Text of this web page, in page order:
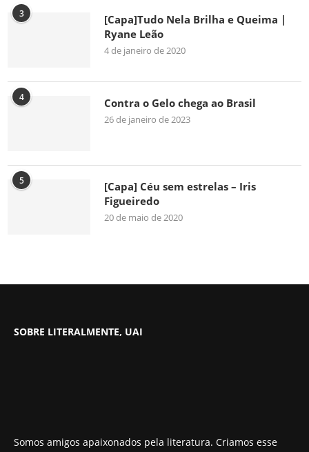
3
[Capa]Tudo Nela Brilha e Queima |
Ryane Leão
4 de janeiro de 2020
4 Contra o Gelo chega ao Brasil
26 de janeiro de 2023
5
[Capa] Céu sem estrelas – Iris
Figueiredo
20 de maio de 2020
SOBRE LITERALMENTE, UAI
Somos amigos apaixonados pela literatura. Criamos esse